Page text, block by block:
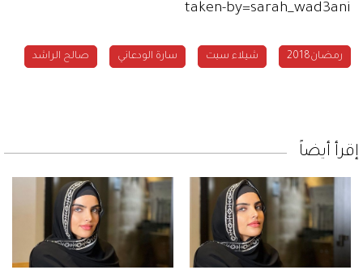
taken-by=sarah_wad3ani
رمضان2018 شيلاء سبت سارة الودعاني صالح الراشد
إقرأ أيضاً